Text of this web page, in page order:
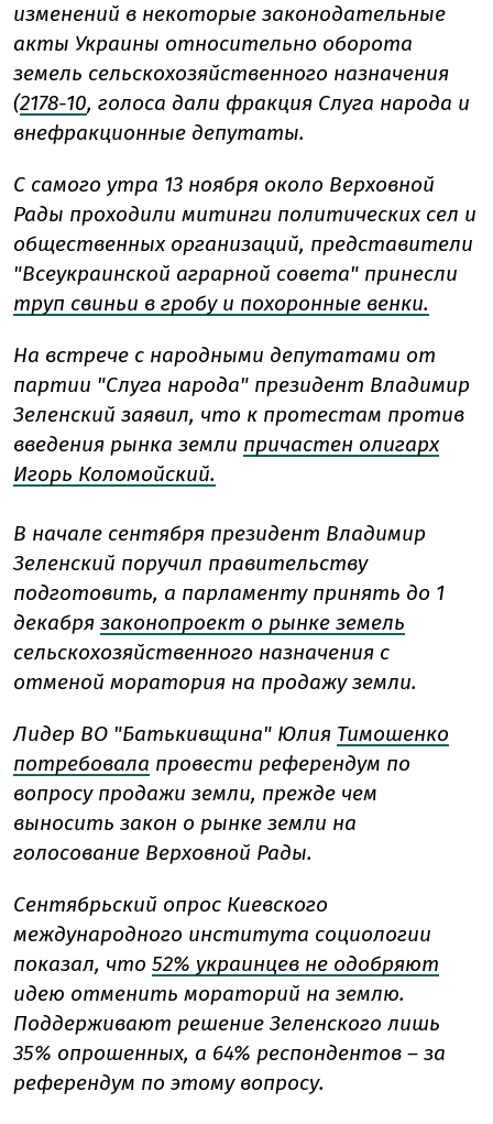
изменений в некоторые законодательные
акты Украины относительно оборота
земель сельскохозяйственного назначения
(2178-10, голоса дали фракция Слуга народа и
внефракционные депутаты.
С самого утра 13 ноября около Верховной
Рады проходили митинги политических сел и
общественных организаций, представители
"Всеукраинской аграрной совета" принесли
труп свиньи в гробу и похоронные венки.
На встрече с народными депутатами от
партии "Слуга народа" президент Владимир
Зеленский заявил, что к протестам против
введения рынка земли причастен олигарх
Игорь Коломойский.
В начале сентября президент Владимир
Зеленский поручил правительству
подготовить, а парламенту принять до 1
декабря законопроект о рынке земель
сельскохозяйственного назначения с
отменой моратория на продажу земли.
Лидер ВО "Батькивщина" Юлия Тимошенко
потребовала провести референдум по
вопросу продажи земли, прежде чем
выносить закон о рынке земли на
голосование Верховной Рады.
Сентябрьский опрос Киевского
международного института социологии
показал, что 52% украинцев не одобряют
идею отменить мораторий на землю.
Поддерживают решение Зеленского лишь
35% опрошенных, а 64% респондентов – за
референдум по этому вопросу.